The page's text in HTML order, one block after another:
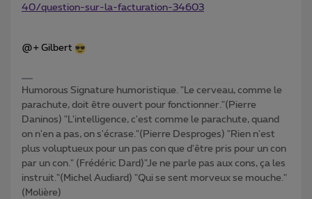
40/question-sur-la-facturation-34603
@+ Gilbert
Humorous Signature humoristique. "Le cerveau, comme le
parachute, doit être ouvert pour fonctionner."(Pierre
Daninos) "L'intelligence, c'est comme le parachute, quand
on n'en a pas, on s'écrase."(Pierre Desproges) "Rien n'est
plus voluptueux pour un pas con que d'être pris pour un con
par un con." (Frédéric Dard)"Je ne parle pas aux cons, ça les
instruit."(Michel Audiard) "Qui se sent morveux se mouche."
(Molière)